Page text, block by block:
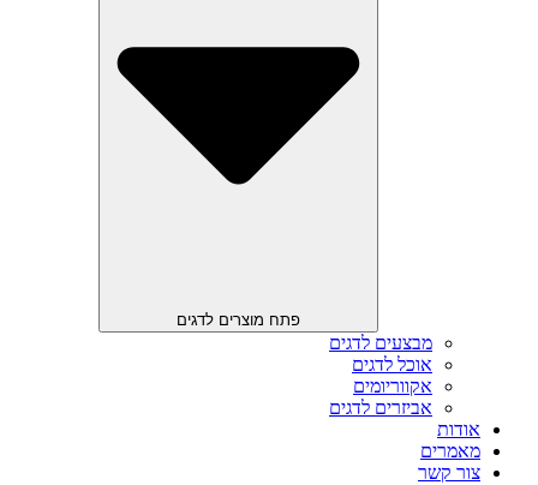
פתח מוצרים לדגים
מבצעים לדגים
אוכל לדגים
אקווריומים
אביזרים לדגים
אודות
מאמרים
צור קשר